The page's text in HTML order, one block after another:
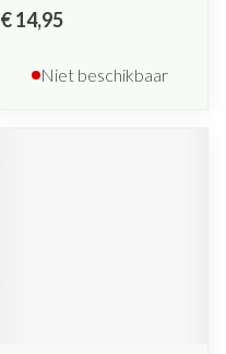
€ 14,95
Niet beschikbaar